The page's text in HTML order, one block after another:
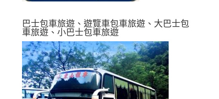
巴士包車旅遊、遊覽車包車旅遊、大巴士包
車旅遊、小巴士包車旅遊